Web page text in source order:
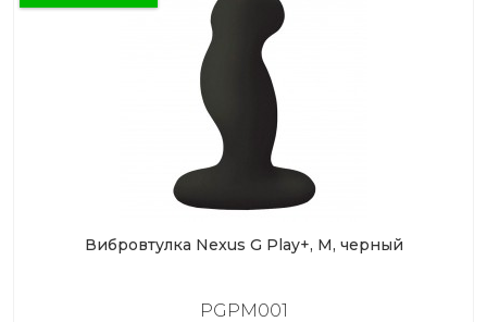
Вибровтулка Nexus G Play+, M, черный
PGPM001